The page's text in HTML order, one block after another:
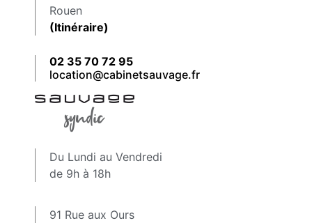
Rouen
(Itinéraire)
02 35 70 72 95
location@cabinetsauvage.fr
Du Lundi au Vendredi
de 9h à 18h
91 Rue aux Ours